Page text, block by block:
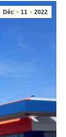
Déc 11 2022